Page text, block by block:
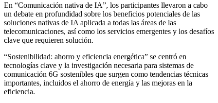
En “Comunicación nativa de IA”, los participantes llevaron a cabo
un debate en profundidad sobre los beneficios potenciales de las
soluciones nativas de IA aplicada a todas las áreas de las
telecomunicaciones, así como los servicios emergentes y los desafíos
clave que requieren solución.
“Sostenibilidad: ahorro y eficiencia energética” se centró en
tecnologías clave y la investigación necesaria para sistemas de
comunicación 6G sostenibles que surgen como tendencias técnicas
importantes, incluidos el ahorro de energía y las mejoras en la
eficiencia.